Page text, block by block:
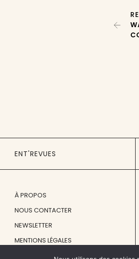
ENT'REVUES
À PROPOS
NOUS CONTACTER
NEWSLETTER
MENTIONS LÉGALES